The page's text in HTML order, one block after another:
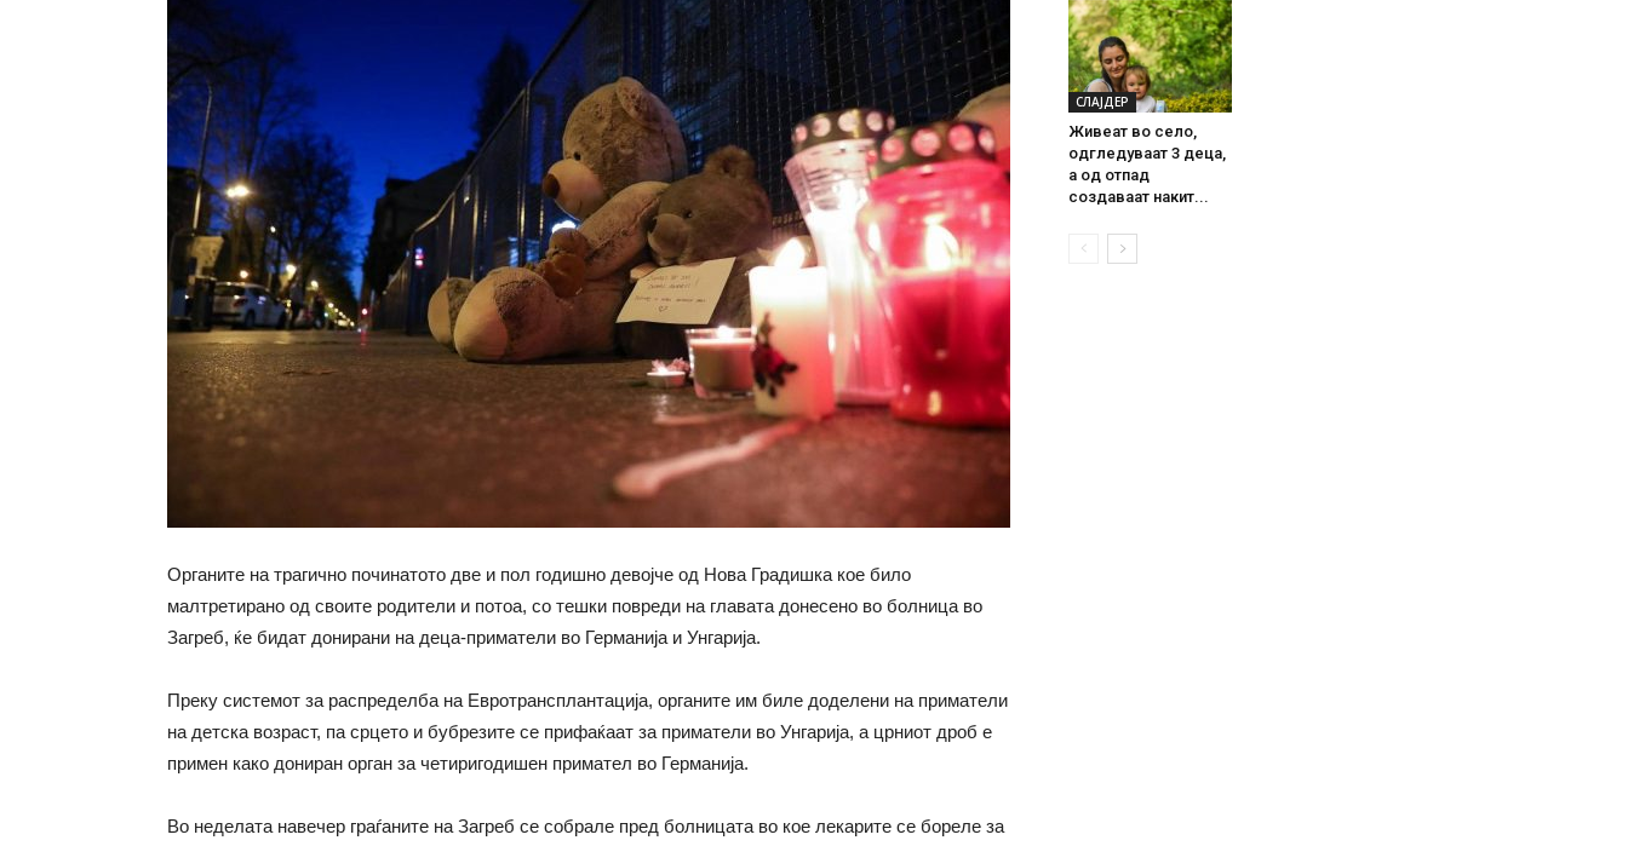
Органите на трагично починатото две и пол годишно девојче од Нова Градишка кое било
малтретирано од своите родители и потоа, со тешки повреди на главата донесено во болница во
Загреб, ќе бидат донирани на деца-приматели во Германија и Унгарија.
Преку системот за распределба на Евротрансплантација, органите им биле доделени на приматели
на детска возраст, па срцето и бубрезите се прифаќаат за приматели во Унгарија, а црниот дроб е
примен како дониран орган за четиригодишен примател во Германија.
Во неделата навечер граѓаните на Загреб се собрале пред болницата во кое лекарите се бореле за
СЛАЈДЕР
Живеат во село,
одгледуваат 3 деца,
а од отпад
создаваат накит...